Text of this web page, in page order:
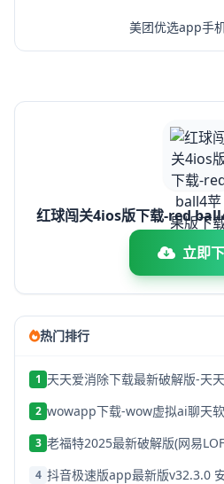
美团优选app手
红球闯关4ios版下载-red
立即
热门排行
1 天天爱消除下载最新破解版-天
2 wowapp下载-wow虚拟ai聊天
3
4 抖音极速版app最新版v32.3.0